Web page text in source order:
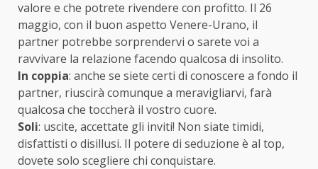
valore e che potrete rivendere con profitto. Il 26
maggio, con il buon aspetto Venere-Urano, il
partner potrebbe sorprendervi o sarete voi a
ravvivare la relazione facendo qualcosa di insolito.
In coppia: anche se siete certi di conoscere a fondo il
partner, riuscirà comunque a meravigliarvi, farà
qualcosa che toccherà il vostro cuore.
Soli: uscite, accettate gli inviti! Non siate timidi,
disfattisti o disillusi. Il potere di seduzione è al top,
dovete solo scegliere chi conquistare.